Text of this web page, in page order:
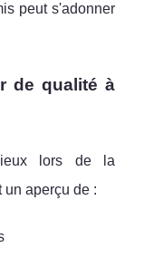
peut s'adonner
de qualité à
lors de la
un aperçu de :